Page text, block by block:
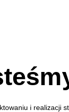
i realizacji